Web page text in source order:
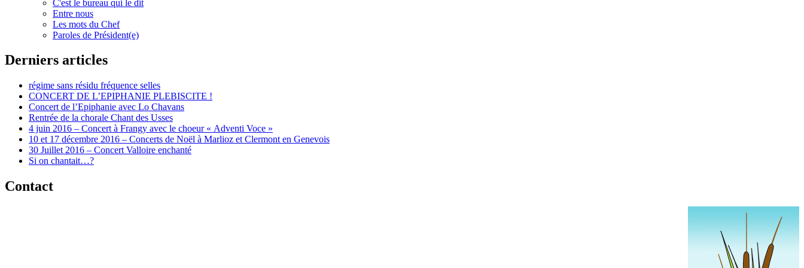
C'est le bureau qui le dit
Entre nous
Les mots du Chef
Paroles de Président(e)
Derniers articles
régime sans résidu fréquence selles
CONCERT DE L’EPIPHANIE PLEBISCITE !
Concert de l’Epiphanie avec Lo Chavans
Rentrée de la chorale Chant des Usses
4 juin 2016 – Concert à Frangy avec le choeur « Adventi Voce »
10 et 17 décembre 2016 – Concerts de Noël à Marlioz et Clermont en Genevois
30 Juillet 2016 – Concert Valloire enchanté
Si on chantait…?
Contact